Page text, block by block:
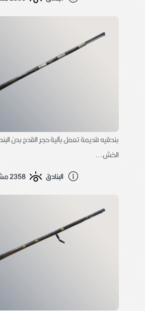
بندقيه قديمة تعمل بآلية حجر القدح بدن
الخش...
البنادق
2358 مشاهدات